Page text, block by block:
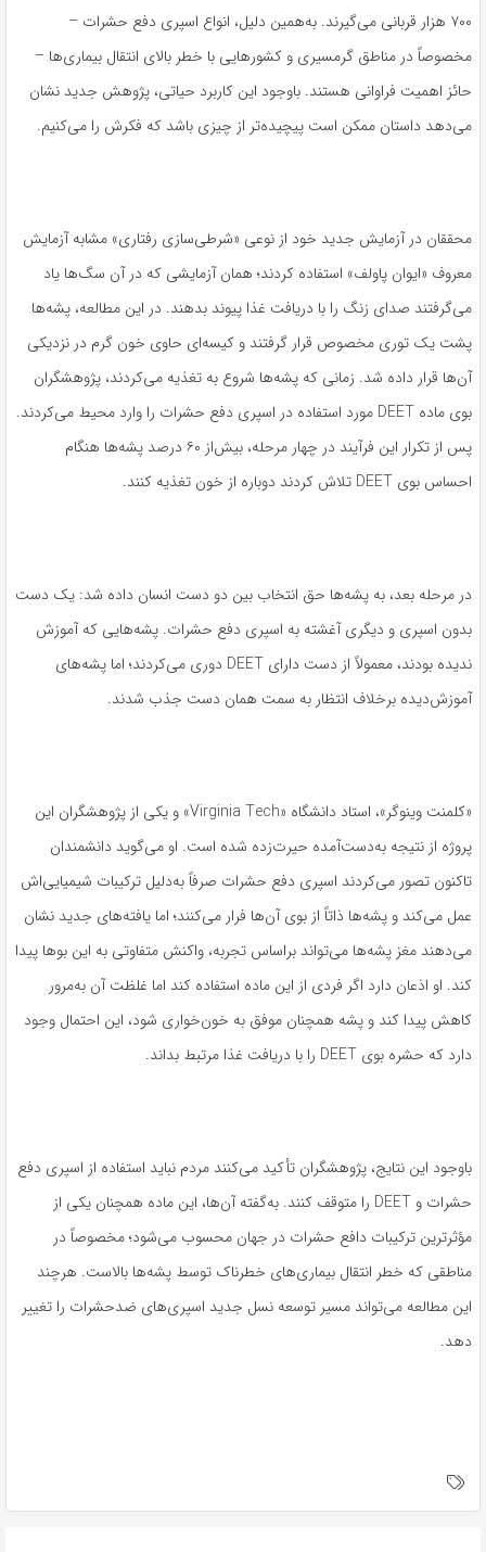
۷۰۰ هزار قربانی می‌گیرند. به‌همین دلیل، انواع اسپری دفع حشرات –
مخصوصاً در مناطق گرمسیری و کشورهایی با خطر بالای انتقال بیماری‌ها –
حائز اهمیت فراوانی هستند. باوجود این کاربرد حیاتی، پژوهش جدید نشان
می‌دهد داستان ممکن است پیچیده‌تر از چیزی باشد که فکرش را می‌کنیم.
محققان در آزمایش جدید خود از نوعی «شرطی‌سازی رفتاری» مشابه آزمایش
معروف «ایوان پاولف» استفاده کردند؛ همان آزمایشی که در آن سگ‌ها یاد
می‌گرفتند صدای زنگ را با دریافت غذا پیوند بدهند. در این مطالعه، پشه‌ها
پشت یک توری مخصوص قرار گرفتند و کیسه‌ای حاوی خون گرم در نزدیکی
آن‌ها قرار داده شد. زمانی که پشه‌ها شروع به تغذیه می‌کردند، پژوهشگران
بوی ماده DEET مورد استفاده در اسپری دفع حشرات را وارد محیط می‌کردند.
پس از تکرار این فرآیند در چهار مرحله، بیش‌از ۶۰ درصد پشه‌ها هنگام
احساس بوی DEET تلاش کردند دوباره از خون تغذیه کنند.
در مرحله بعد، به پشه‌ها حق انتخاب بین دو دست انسان داده شد: یک دست
بدون اسپری و دیگری آغشته به اسپری دفع حشرات. پشه‌هایی که آموزش
ندیده بودند، معمولاً از دست دارای DEET دوری می‌کردند؛ اما پشه‌های
آموزش‌دیده برخلاف انتظار به سمت همان دست جذب شدند.
«کلمنت وینوگر»، استاد دانشگاه «Virginia Tech» و یکی از پژوهشگران این
پروژه از نتیجه به‌دست‌آمده حیرت‌زده شده است. او می‌گوید دانشمندان
تاکنون تصور می‌کردند اسپری دفع حشرات صرفاً به‌دلیل ترکیبات شیمیایی‌اش
عمل می‌کند و پشه‌ها ذاتاً از بوی آن‌ها فرار می‌کنند؛ اما یافته‌های جدید نشان
می‌دهند مغز پشه‌ها می‌تواند براساس تجربه، واکنش متفاوتی به این بوها پیدا
کند. او اذعان دارد اگر فردی از این ماده استفاده کند اما غلظت آن به‌مرور
کاهش پیدا کند و پشه همچنان موفق به خون‌خواری شود، این احتمال وجود
دارد که حشره بوی DEET را با دریافت غذا مرتبط بداند.
باوجود این نتایج، پژوهشگران تأکید می‌کنند مردم نباید استفاده از اسپری دفع
حشرات و DEET را متوقف کنند. به‌گفته آن‌ها، این ماده همچنان یکی از
مؤثرترین ترکیبات دافع حشرات در جهان محسوب می‌شود؛ مخصوصاً در
مناطقی که خطر انتقال بیماری‌های خطرناک توسط پشه‌ها بالاست. هرچند
این مطالعه می‌تواند مسیر توسعه نسل جدید اسپری‌های ضدحشرات را تغییر
دهد.